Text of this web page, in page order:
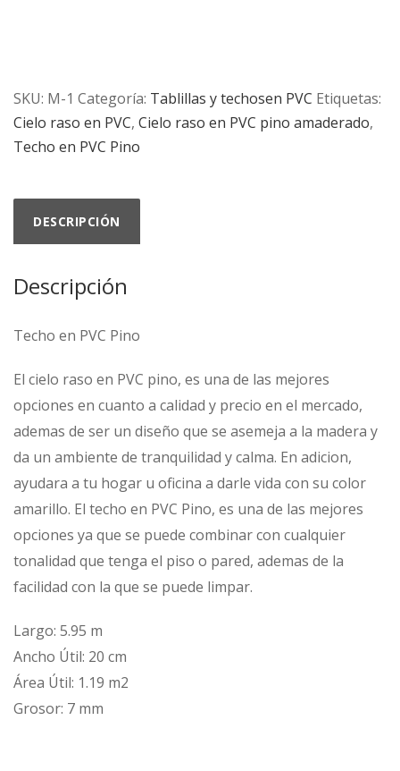
SKU: M-1 Categoría: Tablillas y techosen PVC Etiquetas:
Cielo raso en PVC, Cielo raso en PVC pino amaderado,
Techo en PVC Pino
DESCRIPCIÓN
Descripción
Techo en PVC Pino
El cielo raso en PVC pino, es una de las mejores
opciones en cuanto a calidad y precio en el mercado,
ademas de ser un diseño que se asemeja a la madera y
da un ambiente de tranquilidad y calma. En adicion,
ayudara a tu hogar u oficina a darle vida con su color
amarillo. El techo en PVC Pino, es una de las mejores
opciones ya que se puede combinar con cualquier
tonalidad que tenga el piso o pared, ademas de la
facilidad con la que se puede limpar.
Largo: 5.95 m
Ancho Útil: 20 cm
Área Útil: 1.19 m2
Grosor: 7 mm